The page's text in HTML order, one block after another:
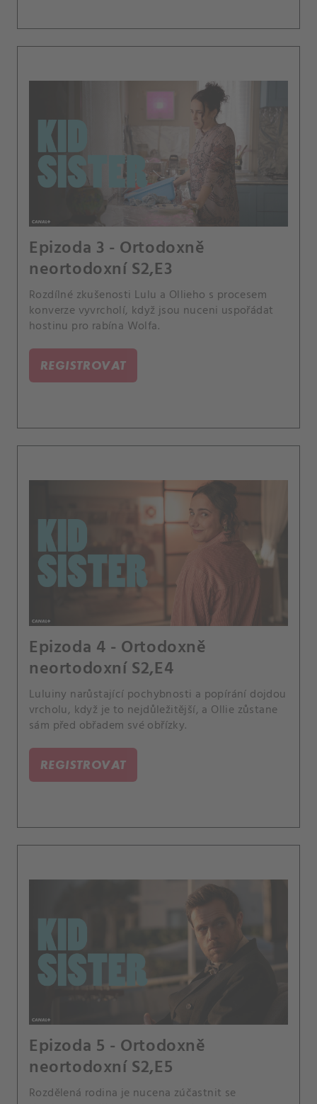
Epizoda 3 - Ortodoxně
neortodoxní S2,E3
Rozdílné zkušenosti Lulu a Ollieho s procesem
konverze vyvrcholí, když jsou nuceni uspořádat
hostinu pro rabína Wolfa.
REGISTROVAT
Epizoda 4 - Ortodoxně
neortodoxní S2,E4
Luluiny narůstající pochybnosti a popírání dojdou
vrcholu, když je to nejdůležitější, a Ollie zůstane
sám před obřadem své obřízky.
REGISTROVAT
Epizoda 5 - Ortodoxně
neortodoxní S2,E5
Rozdělená rodina je nucena zúčastnit se